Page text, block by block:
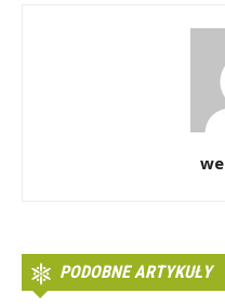
PODOBNE ARTYKUŁY